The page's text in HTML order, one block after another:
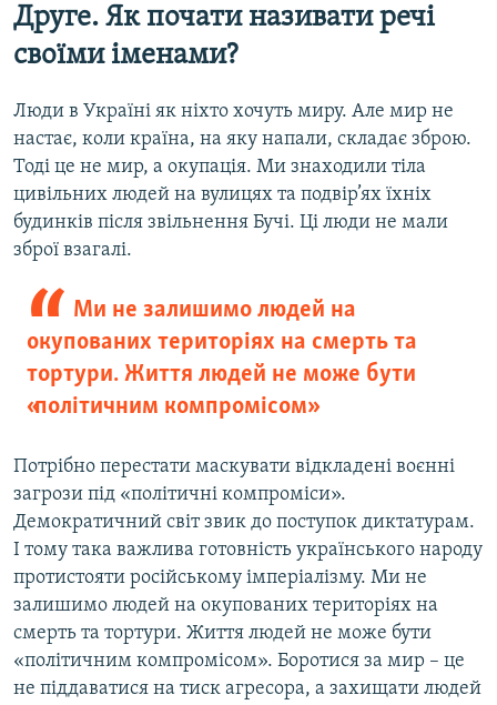
Друге. Як почати називати речі
своїми іменами?
Люди в Україні як ніхто хочуть миру. Але мир не
настає, коли країна, на яку напали, складає зброю.
Тоді це не мир, а окупація. Ми знаходили тіла
цивільних людей на вулицях та подвір’ях їхніх
будинків після звільнення Бучі. Ці люди не мали
зброї взагалі.
Ми не залишимо людей на
окупованих територіях на смерть та
тортури. Життя людей не може бути
«політичним компромісом»
Потрібно перестати маскувати відкладені воєнні
загрози під «політичні компроміси».
Демократичний світ звик до поступок диктатурам.
І тому така важлива готовність українського народу
протистояти російському імперіалізму. Ми не
залишимо людей на окупованих територіях на
смерть та тортури. Життя людей не може бути
«політичним компромісом». Боротися за мир – це
не піддаватися на тиск агресора, а захищати людей